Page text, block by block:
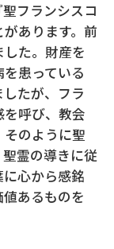
フランシスコ
あります。前
た。財産を
患っている
たが、フラ
呼び、教会
のように聖
霊の導きに従
心から感銘
あるものを